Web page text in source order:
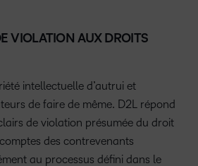
VIOLATION AUX DROITS
intellectuelle d’autrui et
de faire de même. D2L répond
de violation présumée du droit
des contrevenants
au processus défini dans le